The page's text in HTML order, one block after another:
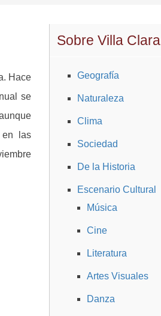
Sobre Villa Clara
Geografía
Naturaleza
Clima
Sociedad
De la Historia
Escenario Cultural
Música
Cine
Literatura
Artes Visuales
Danza
Hace
se
en las